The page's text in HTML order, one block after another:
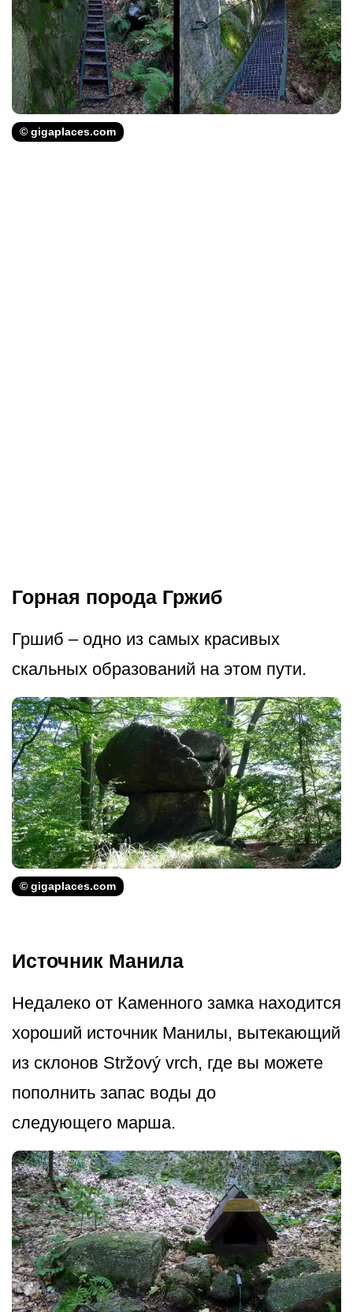
© gigaplaces.com
Горная порода Гржиб
Гршиб – одно из самых красивых
скальных образований на этом пути.
© gigaplaces.com
Источник Манила
Недалеко от Каменного замка находится
хороший источник Манилы, вытекающий
из склонов Stržový vrch, где вы можете
пополнить запас воды до
следующего марша.